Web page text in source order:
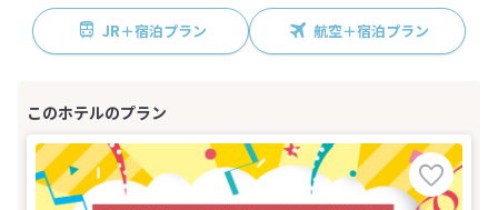
JR＋宿泊プラン 航空＋宿泊プラン